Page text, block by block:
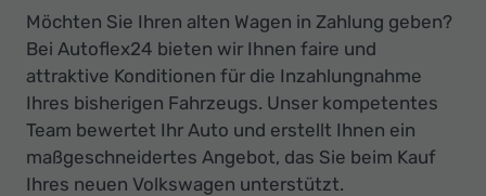
Möchten Sie Ihren alten Wagen in Zahlung geben?
Bei Autoflex24 bieten wir Ihnen faire und
attraktive Konditionen für die Inzahlungnahme
Ihres bisherigen Fahrzeugs. Unser kompetentes
Team bewertet Ihr Auto und erstellt Ihnen ein
maßgeschneidertes Angebot, das Sie beim Kauf
Ihres neuen Volkswagen unterstützt.